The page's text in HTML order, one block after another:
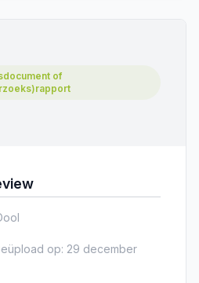
of
op: 29 december